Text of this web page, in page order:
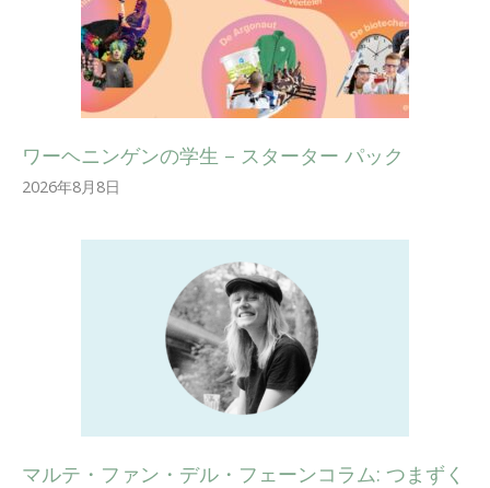
ワーヘニンゲンの学生 – スターター パック
2026年8月8日
マルテ・ファン・デル・フェーンコラム: つまずく